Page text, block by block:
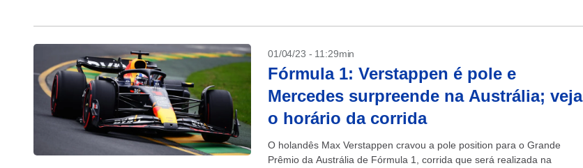
01/04/23 - 11:29min
Fórmula 1: Verstappen é pole e
Mercedes surpreende na Austrália; veja
o horário da corrida
O holandês Max Verstappen cravou a pole position para o Grande
Prêmio da Austrália de Fórmula 1, corrida que será realizada na